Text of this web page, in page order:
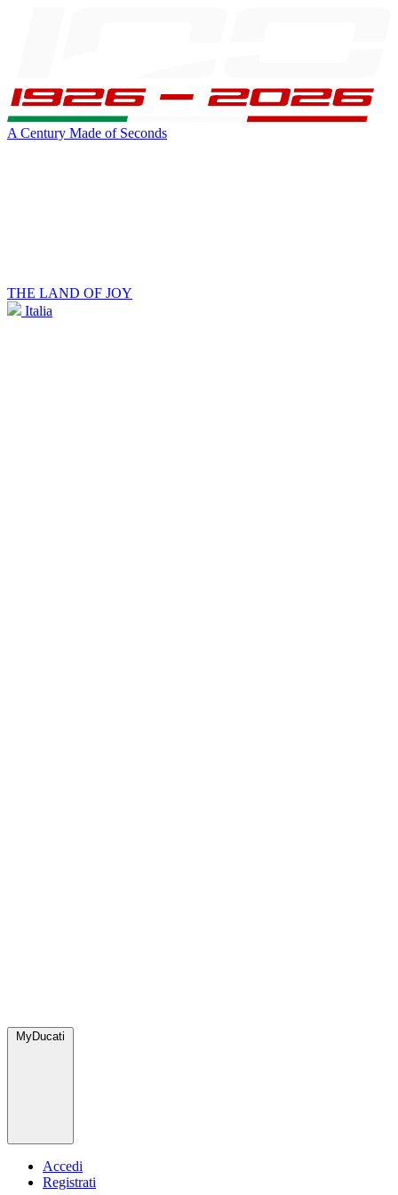
A Century Made of Seconds
THE LAND OF JOY
Italia
MyDucati
Accedi
Registrati